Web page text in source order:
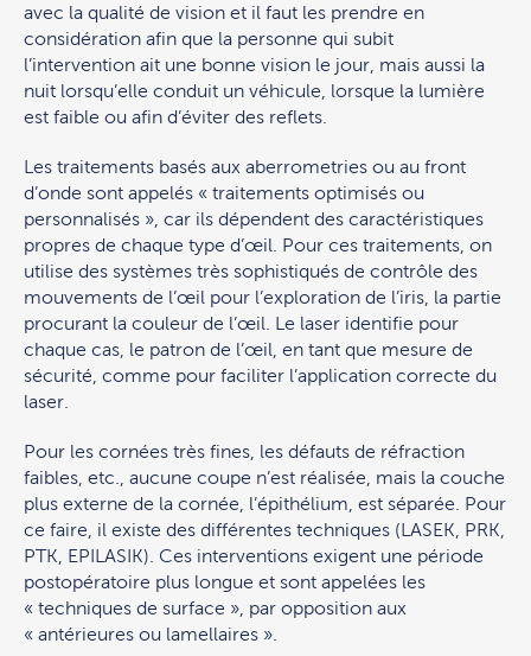
avec la qualité de vision et il faut les prendre en
considération afin que la personne qui subit
l’intervention ait une bonne vision le jour, mais aussi la
nuit lorsqu’elle conduit un véhicule, lorsque la lumière
est faible ou afin d’éviter des reflets.
Les traitements basés aux aberrometries ou au front
d’onde sont appelés « traitements optimisés ou
personnalisés », car ils dépendent des caractéristiques
propres de chaque type d’œil. Pour ces traitements, on
utilise des systèmes très sophistiqués de contrôle des
mouvements de l’œil pour l’exploration de l’iris, la partie
procurant la couleur de l’œil. Le laser identifie pour
chaque cas, le patron de l’œil, en tant que mesure de
sécurité, comme pour faciliter l’application correcte du
laser.
Pour les cornées très fines, les défauts de réfraction
faibles, etc., aucune coupe n’est réalisée, mais la couche
plus externe de la cornée, l’épithélium, est séparée. Pour
ce faire, il existe des différentes techniques (LASEK, PRK,
PTK, EPILASIK). Ces interventions exigent une période
postopératoire plus longue et sont appelées les
« techniques de surface », par opposition aux
« antérieures ou lamellaires ».